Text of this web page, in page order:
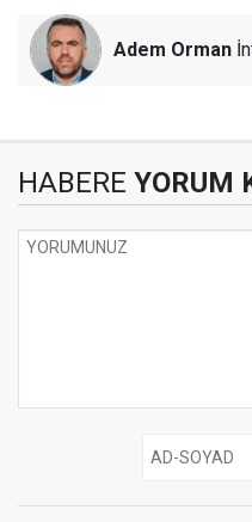
Adem Orman
HABERE YORUM